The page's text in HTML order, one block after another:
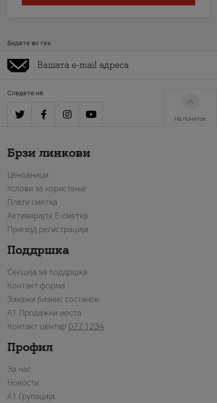
Бидете во тек
Следете нè
На почеток
Брзи линкови
Ценовници
Услови за користење
Плати сметка
Активирајте Е-сметка
Припејд регистрација
Поддршка
Секција за поддршка
Контакт форма
Закажи бизнис состанок
A1 Продажни места
Контакт центар 077 1234
Профил
За нас
Новости
А1 Групација